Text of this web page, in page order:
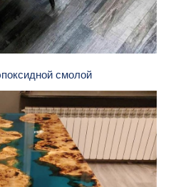
смолой